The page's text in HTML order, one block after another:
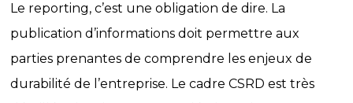
Le reporting, c’est une obligation de dire. La
publication d’informations doit permettre aux
parties prenantes de comprendre les enjeux de
durabilité de l’entreprise. Le cadre CSRD est très